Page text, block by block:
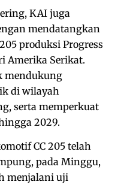
KAI juga
mendatangkan
produksi Progress
Amerika Serikat.
mendukung
di wilayah
serta memperkuat
2029.
CC 205 telah
pada Minggu,
menjalani uji